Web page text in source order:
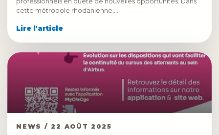
cette métropole rhodanienne,…
Lire l'article
NEWS / 22 AOÛT 2025